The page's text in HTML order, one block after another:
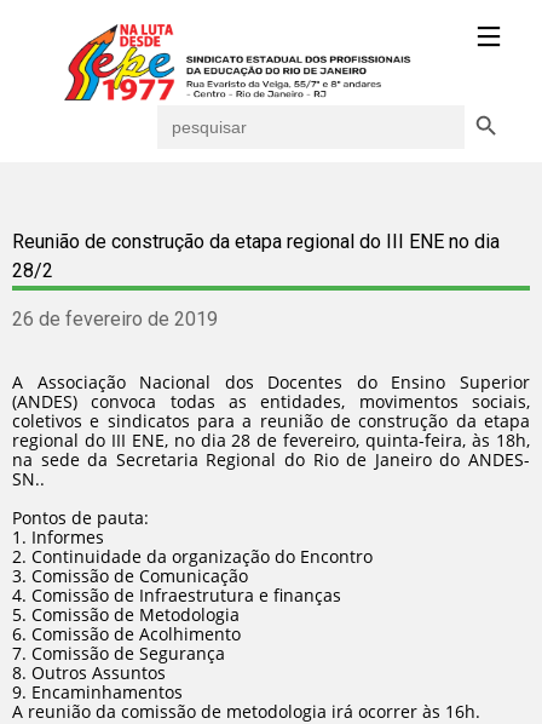
for:
Reunião de construção da etapa regional do III ENE no dia
28/2
26 de fevereiro de 2019
A Associação Nacional dos Docentes do Ensino Superior
(ANDES) convoca todas as entidades, movimentos sociais,
coletivos e sindicatos para a reunião de construção da etapa
regional do III ENE, no dia 28 de fevereiro, quinta-feira, às 18h,
na sede da Secretaria Regional do Rio de Janeiro do ANDES-
SN..
Pontos de pauta:
1. Informes
2. Continuidade da organização do Encontro
3. Comissão de Comunicação
4. Comissão de Infraestrutura e finanças
5. Comissão de Metodologia
6. Comissão de Acolhimento
7. Comissão de Segurança
8. Outros Assuntos
9. Encaminhamentos
A reunião da comissão de metodologia irá ocorrer às 16h.